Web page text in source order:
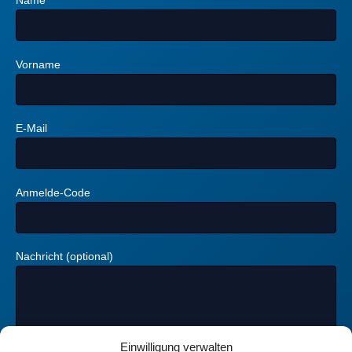
Einwilligung verwalten
Vorname
E-Mail
Anmelde-Code
Nachricht (optional)